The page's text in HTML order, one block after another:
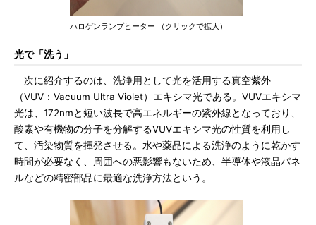
ハロゲンランプヒーター （クリックで拡大）
光で「洗う」
次に紹介するのは、洗浄用として光を活用する真空紫外
（VUV：Vacuum Ultra Violet）エキシマ光である。VUVエキシマ
光は、172nmと短い波長で高エネルギーの紫外線となっており、
酸素や有機物の分子を分解するVUVエキシマ光の性質を利用し
て、汚染物質を揮発させる。水や薬品による洗浄のように乾かす
時間が必要なく、周囲への悪影響もないため、半導体や液晶パネ
ルなどの精密部品に最適な洗浄方法という。